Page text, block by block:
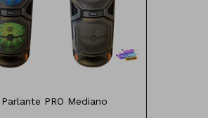
Funciones:
Tarjeta TF
Parlante PRO Mediano